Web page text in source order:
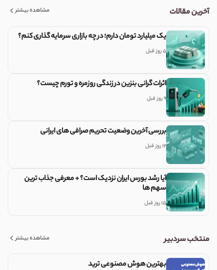
آخرین مقالات مشاهده بیشتر
یک میلیارد تومان دارم؛ در چه بازاری سرمایه گذاری کنم؟
5 روز قبل
اثرات گرانی بنزین در زندگی روزمره و تورم چیست؟
9 روز قبل
بررسی آخرین وضعیت تحریم صرافی های ایرانی
12 روز قبل
آیا رشد بورس ایران نزدیک است؟ + معرفی جذاب ترین
سهم ها
15 روز قبل
منتخب سردبیر مشاهده بیشتر
بهترین هوش مصنوعی ترید